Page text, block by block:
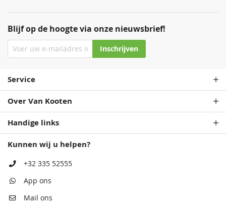
Blijf op de hoogte via onze nieuwsbrief!
Inschrijven
Service
Over Van Kooten
Handige links
Kunnen wij u helpen?
+32 335 52555
App ons
Mail ons